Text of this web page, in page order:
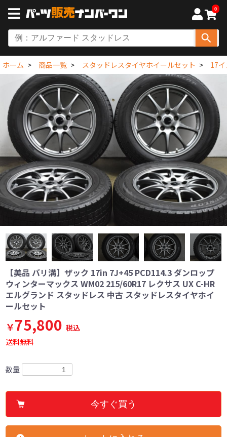
0
ホーム 商品一覧 スタッドレスタイヤホイールセット 17
【美品 バリ溝】ザック 17in 7J+45 PCD114.3 ダンロップ
ウィンターマックス WM02 215/60R17 レクサス UX C-HR
エルグランド スタッドレス 中古 スタッドレスタイヤホイ
ールセット
￥75,800 税込
送料無料
数量
今すぐ買う